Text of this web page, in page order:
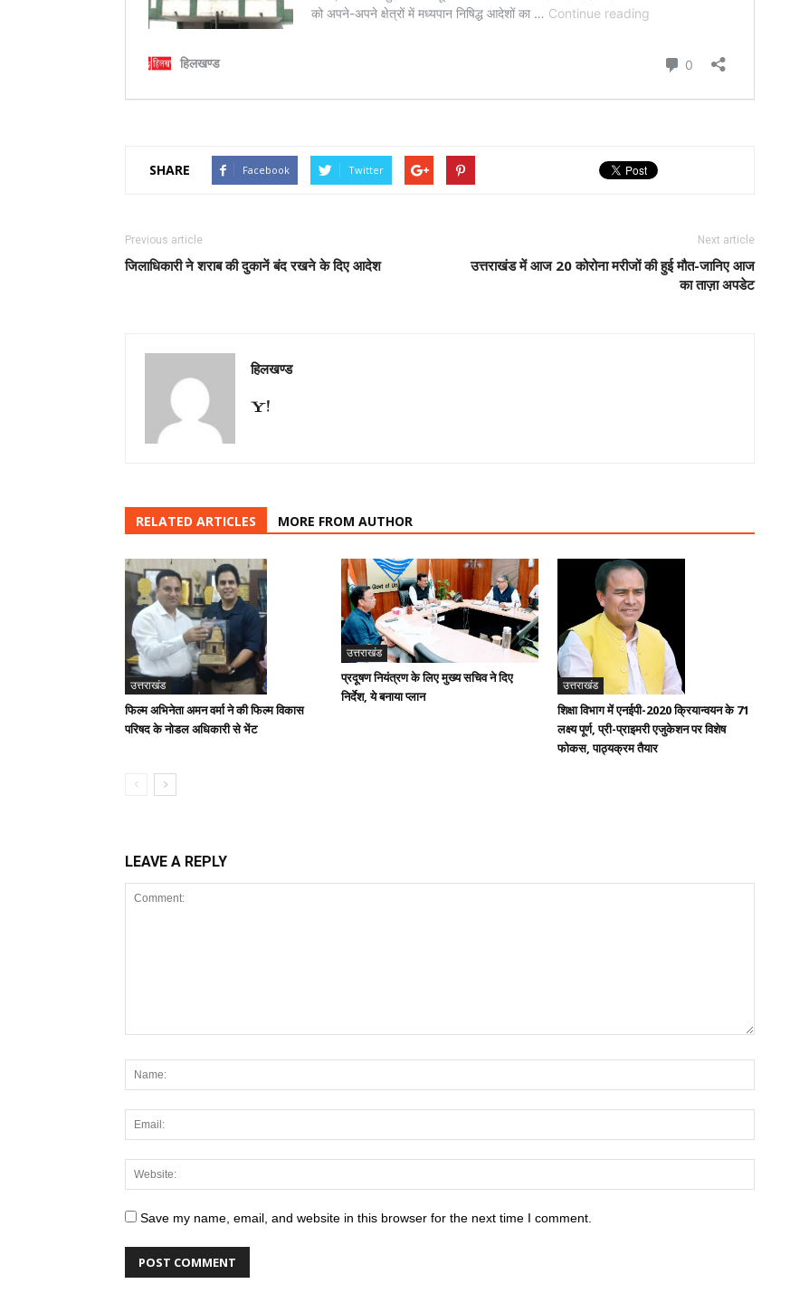
SHARE Facebook Twitter
Previous article
जिलाधिकारी ने शराब की दुकानें बंद रखने के दिए आदेश
Next article
उत्तराखंड में आज 20 कोरोना मरीजों की हुई मौत-जानिए आज
का ताज़ा अपडेट
हिलखण्ड
RELATED ARTICLES MORE FROM AUTHOR
उत्तराखंड
फिल्म अभिनेता अमन वर्मा ने की फिल्म विकास
परिषद के नोडल अधिकारी से भेंट
उत्तराखंड
प्रदूषण नियंत्रण के लिए मुख्य सचिव ने दिए
निर्देश, ये बनाया प्लान
उत्तराखंड
शिक्षा विभाग में एनईपी-2020 क्रियान्वयन के 71
लक्ष्य पूर्ण, प्री-प्राइमरी एजुकेशन पर विशेष
फोकस, पाठ्यक्रम तैयार
LEAVE A REPLY
Save my name, email, and website in this browser for the next time I comment.